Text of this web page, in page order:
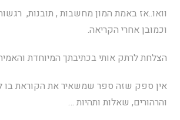
וואו..אז באמת המון מחשבות , תובנות,
וכמובן אחרי הקריאה.
הצלחת לרתק אותי בכתיבתך המיוחדת
אין ספק שזה ספר שמשאיר את הקוראת
והרהורים, שאלות ותהיות …